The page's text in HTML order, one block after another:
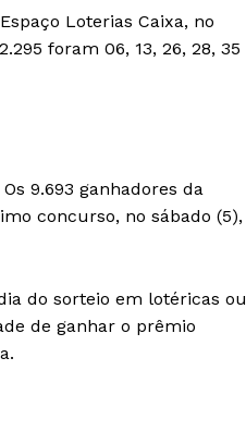
Loterias Caixa, no
foram 06, 13, 26, 28, 35
9.693 ganhadores da
concurso, no sábado (5),
do sorteio em lotéricas ou
de ganhar o prêmio